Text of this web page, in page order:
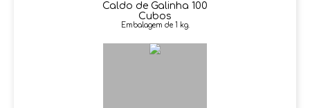
Caldo de Galinha 100
Cubos
Embalagem de 1 kg.